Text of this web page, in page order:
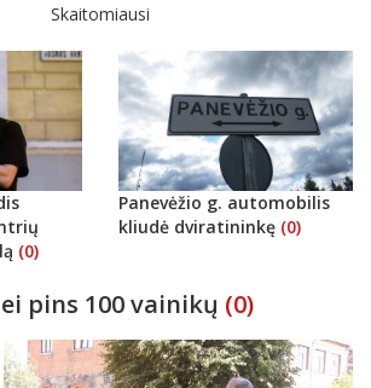
Skaitomiausi
(0)
Panevėžio g. automobilis
kliudė dviratininkę (0)
pins 100 vainikų (0)